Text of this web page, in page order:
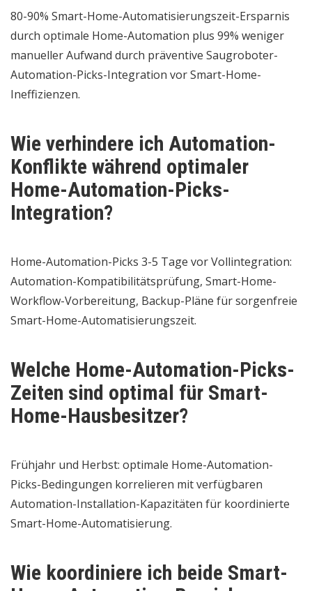
80-90% Smart-Home-Automatisierungszeit-Ersparnis
durch optimale Home-Automation plus 99% weniger
manueller Aufwand durch präventive Saugroboter-
Automation-Picks-Integration vor Smart-Home-
Ineffizienzen.
Wie verhindere ich Automation-
Konflikte während optimaler
Home-Automation-Picks-
Integration?
Home-Automation-Picks 3-5 Tage vor Vollintegration:
Automation-Kompatibilitätsprüfung, Smart-Home-
Workflow-Vorbereitung, Backup-Pläne für sorgenfreie
Smart-Home-Automatisierungszeit.
Welche Home-Automation-Picks-
Zeiten sind optimal für Smart-
Home-Hausbesitzer?
Frühjahr und Herbst: optimale Home-Automation-
Picks-Bedingungen korrelieren mit verfügbaren
Automation-Installation-Kapazitäten für koordinierte
Smart-Home-Automatisierung.
Wie koordiniere ich beide Smart-